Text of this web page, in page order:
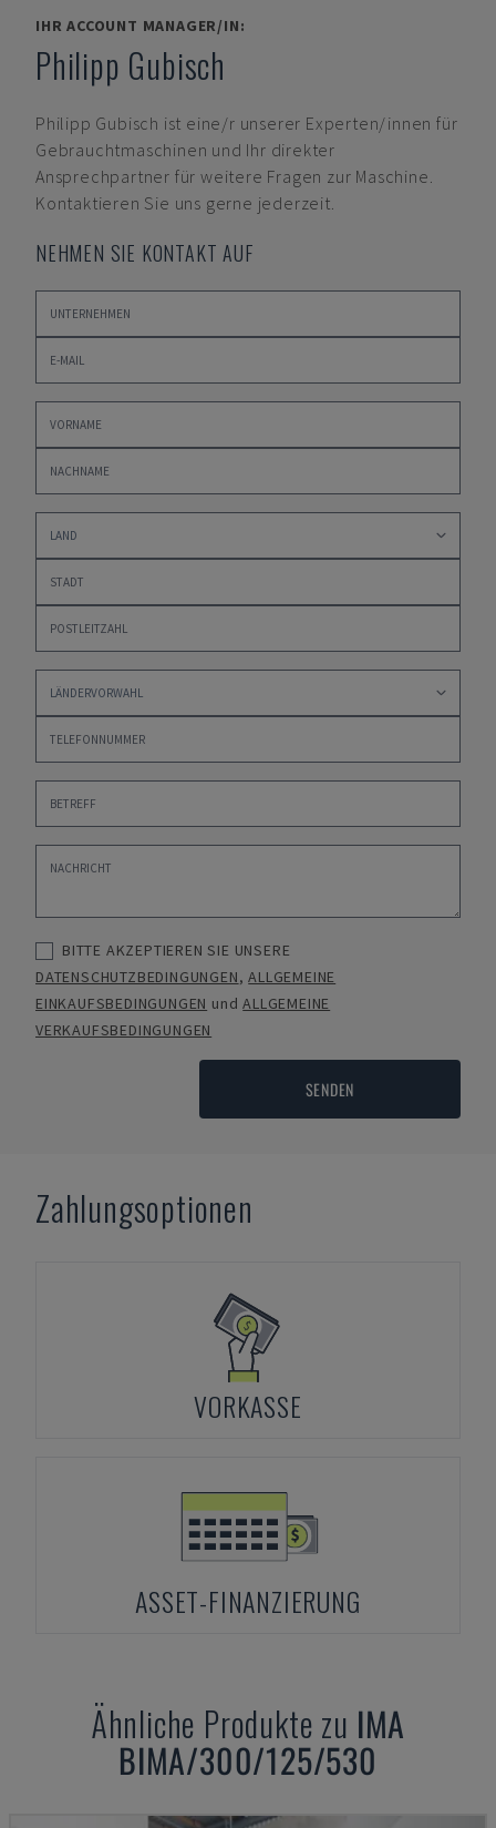
IHR ACCOUNT MANAGER/IN:
Philipp Gubisch
Philipp Gubisch ist eine/r unserer Experten/innen für
Gebrauchtmaschinen und Ihr direkter
Ansprechpartner für weitere Fragen zur Maschine.
Kontaktieren Sie uns gerne jederzeit.
NEHMEN SIE KONTAKT AUF
BITTE AKZEPTIEREN SIE UNSERE
DATENSCHUTZBEDINGUNGEN,ALLGEMEINE
EINKAUFSBEDINGUNGEN undALLGEMEINE
VERKAUFSBEDINGUNGEN
SENDEN
Zahlungsoptionen
VORKASSE
ASSET-FINANZIERUNG
Ähnliche Produkte zu IMA
BIMA/300/125/530